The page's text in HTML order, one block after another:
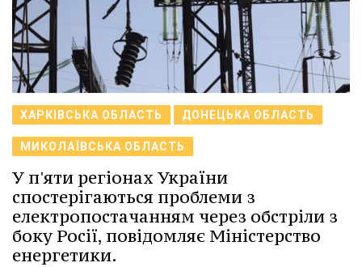
ХАРКІВСЬКА ОБЛАСТЬ ДОНЕЦЬКА ОБЛАСТЬ
МИКОЛАЇВСЬКА ОБЛАСТЬ
У п'яти регіонах України
спостерігаються проблеми з
електропостачанням через обстріли з
боку Росії, повідомляє Міністерство
енергетики.